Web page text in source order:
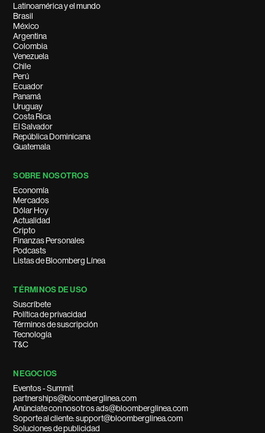
Latinoamérica y el mundo
Brasil
México
Argentina
Colombia
Venezuela
Chile
Perú
Ecuador
Panamá
Uruguay
Costa Rica
El Salvador
República Dominicana
Guatemala
SOBRE NOSOTROS
Economía
Mercados
Dólar Hoy
Actualidad
Cripto
Finanzas Personales
Podcasts
Listas de Bloomberg Línea
TÉRMINOS DE USO
Suscríbete
Política de privacidad
Términos de suscripción
Tecnología
T&C
NEGOCIOS
Eventos - Summit
partnerships@bloomberglinea.com
Anúnciate con nosotros ads@bloomberglinea.com
Soporte al cliente: support@bloomberglinea.com
Soluciones de publicidad